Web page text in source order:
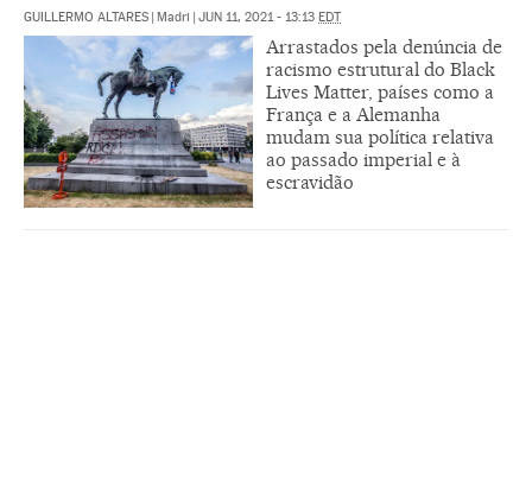
GUILLERMO ALTARES Madri JUN 11, 2021 - 13:13 EDT
Arrastados pela denúncia de
racismo estrutural do Black
Lives Matter, países como a
França e a Alemanha
mudam sua política relativa
ao passado imperial e à
escravidão